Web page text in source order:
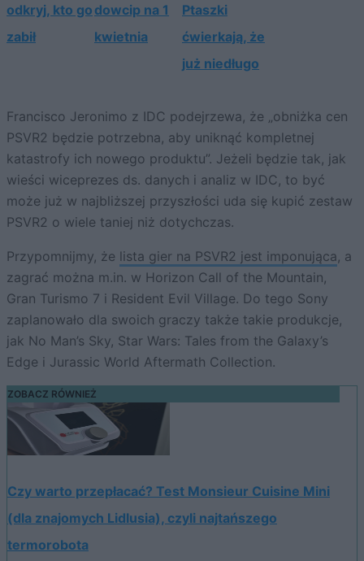
odkryj, kto go
zabił
dowcip na 1
kwietnia
Ptaszki
ćwierkają, że
już niedługo
Francisco Jeronimo z IDC podejrzewa, że „obniżka cen
PSVR2 będzie potrzebna, aby uniknąć kompletnej
katastrofy ich nowego produktu”. Jeżeli będzie tak, jak
wieści wiceprezes ds. danych i analiz w IDC, to być
może już w najbliższej przyszłości uda się kupić zestaw
PSVR2 o wiele taniej niż dotychczas.
Przypomnijmy, że lista gier na PSVR2 jest imponująca, a
zagrać można m.in. w Horizon Call of the Mountain,
Gran Turismo 7 i Resident Evil Village. Do tego Sony
zaplanowało dla swoich graczy także takie produkcje,
jak No Man’s Sky, Star Wars: Tales from the Galaxy’s
Edge i Jurassic World Aftermath Collection.
ZOBACZ RÓWNIEŻ
Czy warto przepłacać? Test Monsieur Cuisine Mini
(dla znajomych Lidlusia), czyli najtańszego
termorobota